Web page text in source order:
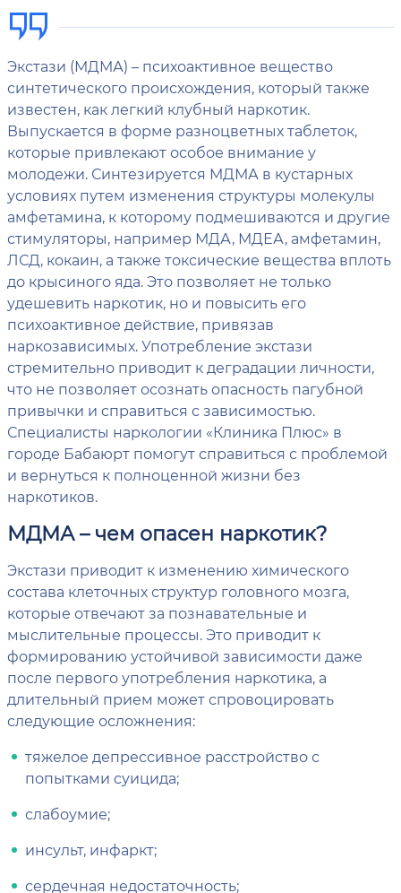
Экстази (МДМА) – психоактивное вещество
синтетического происхождения, который также
известен, как легкий клубный наркотик.
Выпускается в форме разноцветных таблеток,
которые привлекают особое внимание у
молодежи. Синтезируется МДМА в кустарных
условиях путем изменения структуры молекулы
амфетамина, к которому подмешиваются и другие
стимуляторы, например МДА, МДЕА, амфетамин,
ЛСД, кокаин, а также токсические вещества вплоть
до крысиного яда. Это позволяет не только
удешевить наркотик, но и повысить его
психоактивное действие, привязав
наркозависимых. Употребление экстази
стремительно приводит к деградации личности,
что не позволяет осознать опасность пагубной
привычки и справиться с зависимостью.
Специалисты наркологии «Клиника Плюс» в
городе Бабаюрт помогут справиться с проблемой
и вернуться к полноценной жизни без
наркотиков.
МДМА – чем опасен наркотик?
Экстази приводит к изменению химического
состава клеточных структур головного мозга,
которые отвечают за познавательные и
мыслительные процессы. Это приводит к
формированию устойчивой зависимости даже
после первого употребления наркотика, а
длительный прием может спровоцировать
следующие осложнения:
тяжелое депрессивное расстройство с
попытками суицида;
слабоумие;
инсульт, инфаркт;
сердечная недостаточность;